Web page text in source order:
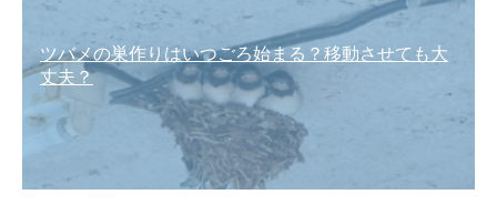
ツバメの巣作りはいつごろ始まる？移動させても大
丈夫？